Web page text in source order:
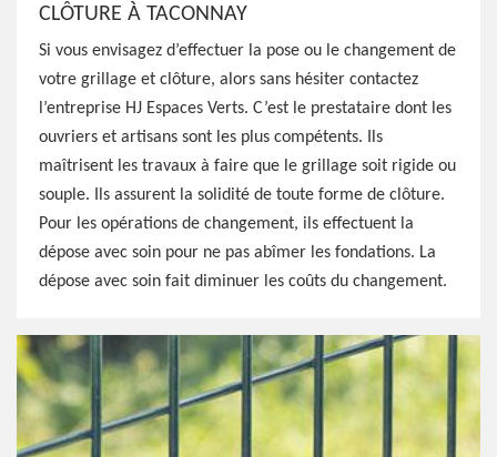
CLÔTURE À TACONNAY
Si vous envisagez d’effectuer la pose ou le changement de
votre grillage et clôture, alors sans hésiter contactez
l’entreprise HJ Espaces Verts. C’est le prestataire dont les
ouvriers et artisans sont les plus compétents. Ils
maîtrisent les travaux à faire que le grillage soit rigide ou
souple. Ils assurent la solidité de toute forme de clôture.
Pour les opérations de changement, ils effectuent la
dépose avec soin pour ne pas abîmer les fondations. La
dépose avec soin fait diminuer les coûts du changement.